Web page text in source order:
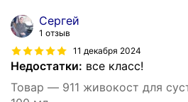
Сергей
1 отзыв
11 декабря 2024
Недостатки: все класс!
Товар — 911 живокост для